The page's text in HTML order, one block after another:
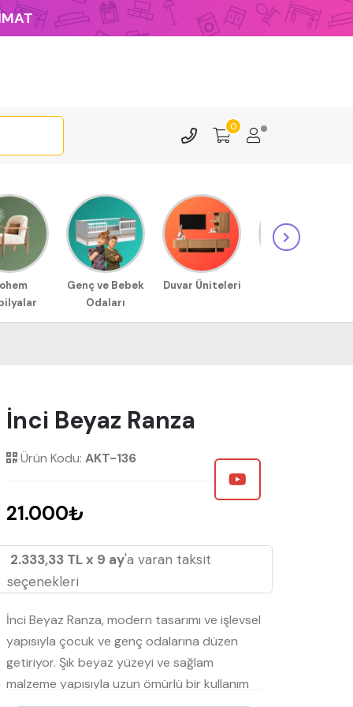
0
Genç ve Bebek
Odaları
Duvar Üniteleri
İnci Beyaz Ranza
Ürün Kodu: AKT-136
21.000₺
2.333,33 TL x 9 ay'a varan taksit
seçenekleri
İnci Beyaz Ranza, modern tasarımı ve işlevsel
yapısıyla çocuk ve genç odalarına düzen
getiriyor. Şık beyaz yüzeyi ve sağlam
malzeme yapısıyla uzun ömürlü bir kullanım